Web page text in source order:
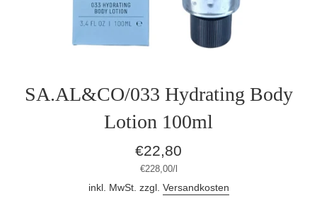
SA.AL&CO/033 Hydrating Body
Lotion 100ml
Normaler
Preis
€22,80
Stückpreis
€228,00/pro
l
inkl. MwSt. zzgl. Versandkosten